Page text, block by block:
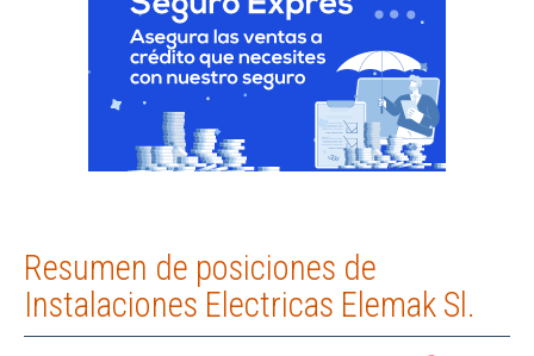
Resumen de posiciones de
Instalaciones Electricas Elemak Sl.